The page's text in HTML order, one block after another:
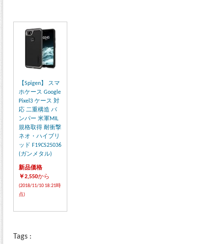
【Spigen】 スマ
ホケース Google
Pixel3 ケース 対
応 二重構造 バ
ンパー 米軍MIL
規格取得 耐衝撃
ネオ・ハイブリ
ッド F19CS25036
(ガンメタル)
新品価格
￥2,550から
(2018/11/10 18:21時
点)
Tags :